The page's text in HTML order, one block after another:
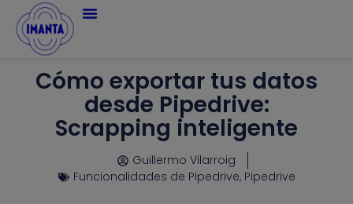
Cómo exportar tus datos
desde Pipedrive:
Scrapping inteligente
Guillermo Vilarroig
Funcionalidades de Pipedrive, Pipedrive